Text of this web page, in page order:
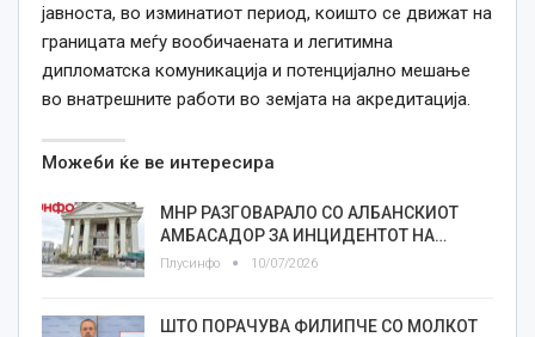
јавноста, во изминатиот период, коишто се движат на
границата меѓу вообичаената и легитимна
дипломатска комуникација и потенцијално мешање
во внатрешните работи во земјата на акредитација.
Можеби ќе ве интересира
МНР РАЗГОВАРАЛО СО АЛБАНСКИОТ
АМБАСАДОР ЗА ИНЦИДЕНТОТ НА…
Плусинфо 10/07/2026
ШТО ПОРАЧУВА ФИЛИПЧЕ СО МОЛКОТ